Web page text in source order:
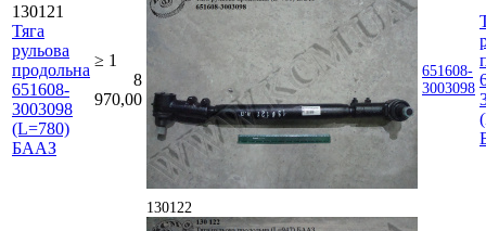
130121
Тяга
рульова
продольна
651608-
3003098
(L=780)
БААЗ
≥ 1
8
970,00
651608-
3003098
130122